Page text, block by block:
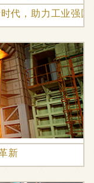
代，助力工业强国
新